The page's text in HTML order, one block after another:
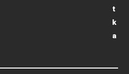
t
k
a